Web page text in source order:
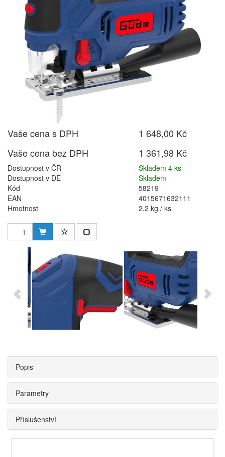
Vaše cena s DPH
1 648,00 Kč
Vaše cena bez DPH
1 361,98 Kč
Dostupnost v ČR
Skladem 4 ks
Dostupnost v DE
Skladem
Kód
58219
EAN
4015671632111
Hmotnost
2,2 kg / ks
Popis
Parametry
Příslušenství